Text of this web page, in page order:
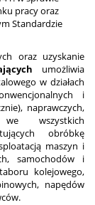
pracy oraz
Standardzie
oraz uzyskanie
umożliwia
w działach
i
naprawczych,
wszystkich
obróbkę
maszyn i
samochodów i
kolejowego,
napędów